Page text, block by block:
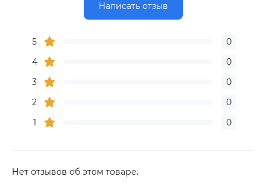
Написать отзыв
5
0
4
0
3
0
2
0
1
0
Нет отзывов об этом товаре.